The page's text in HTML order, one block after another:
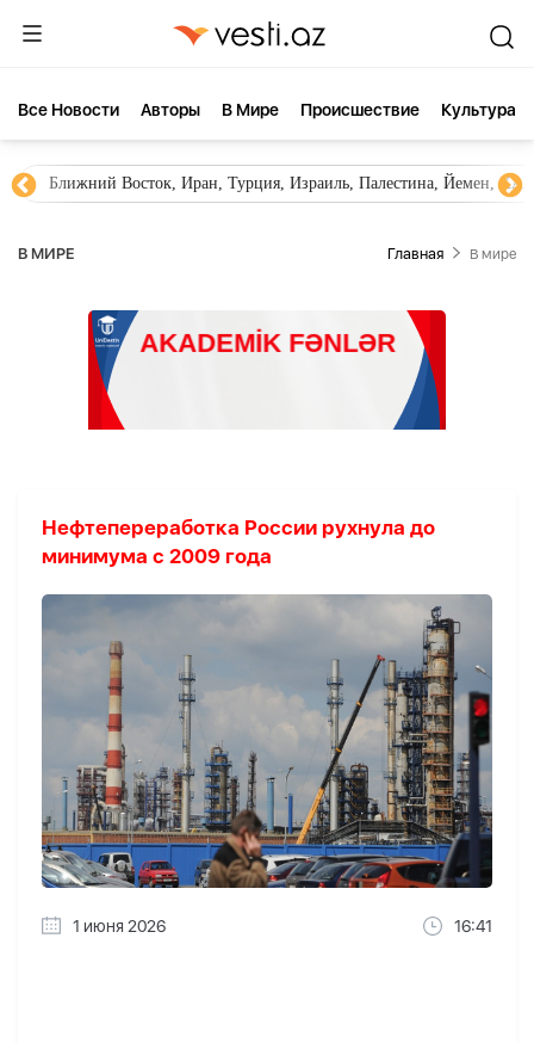
Все Новости Aвторы В Мире Происшествие Культура
Ближний Восток, Иран, Турция, Израиль, Палестина, Йемен,
В МИРЕ Главная В мире
Нефтепереработка России рухнула до
минимума с 2009 года
1 июня 2026 16:41